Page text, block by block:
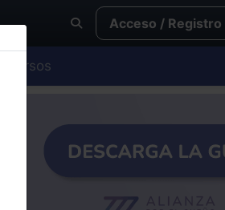
Acceso / Registro
Cursos